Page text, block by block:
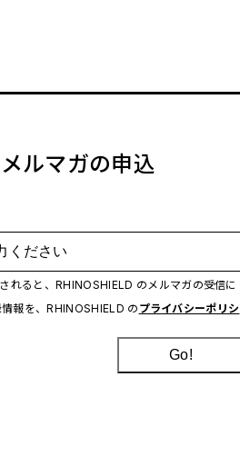
メルマガの申込
ださい
れると、RHINOSHIELD のメルマガの受信に
報を、RHINOSHIELD の プライバシーポリシ
Go!